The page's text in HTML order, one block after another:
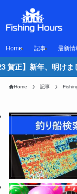
Home 記事 最新情
明けましておめで
Home 記事